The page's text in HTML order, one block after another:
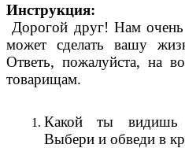
Инструкция:
Дорогой друг! Нам
может сделать вашу
Ответь, пожалуйста, на
товарищам.
Какой ты видишь
Выбери и обведи в